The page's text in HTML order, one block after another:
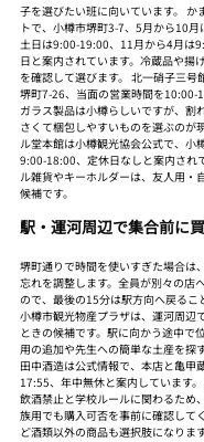
子を選びたい班に向いています。 か
トで、小樽市堺町3-7、5月から10月
土日は9:00-19:00、11月から4月は
日と案内されています。冷蔵品や揚
を確認して選びます。 北一硝子三
堺町7-26、当面の営業時間を10:00-
ガラス製品は小樽らしいですが、割
さくて梱包しやすいものを選ぶのが
ル堂本館は小樽観光協会公式で、小
9:00-18:00、定休日なしと案内され
ル雑貨やキーホルダーは、友人用・
候補です。
駅・運河周辺で集合前に
堺町通りで時間を使いすぎた場合は
忘れを調整します。全員が別々の店
ので、最後の15分は駅方向へ戻るこ
小樽市観光物産プラザは、運河周辺
ときの候補です。駅に向かう途中で
用の追加や先生への簡単な土産を探
田中酒造は公式情報で、本店と亀甲
17:55、年中無休と案内しています
飲酒禁止と学校ルールに関わるため
族用でも購入可否を事前に確認して
ど酒類以外の商品も選択肢になります